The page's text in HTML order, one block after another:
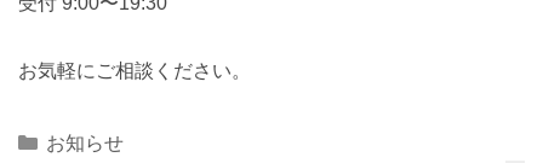
お気軽にご相談ください。
Categories
お知らせ